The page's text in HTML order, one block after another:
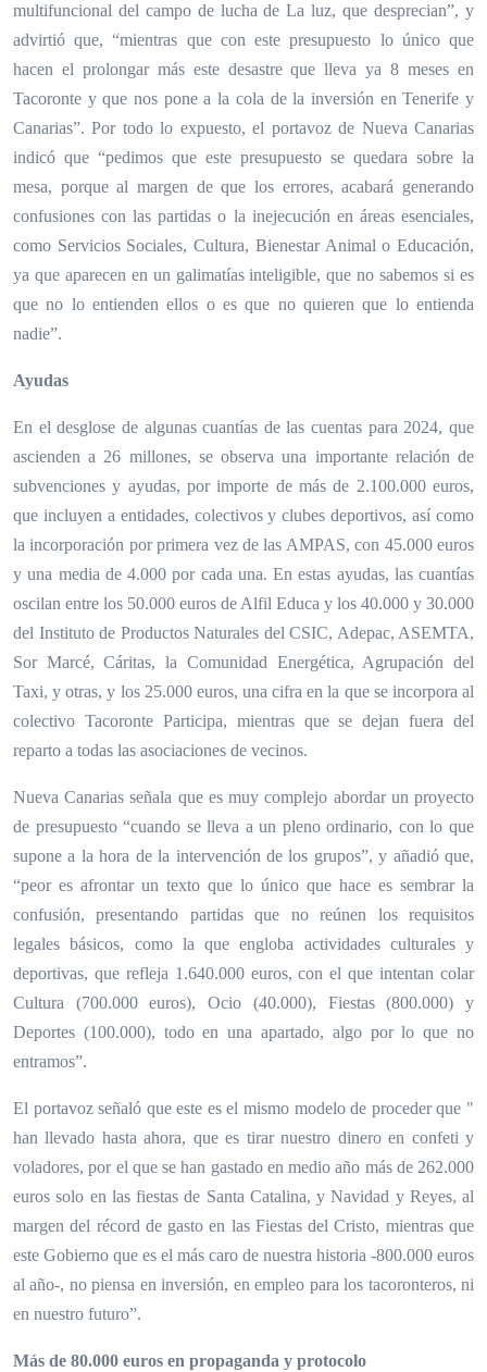
multifuncional del campo de lucha de La luz, que desprecian”, y
advirtió que, “mientras que con este presupuesto lo único que
hacen el prolongar más este desastre que lleva ya 8 meses en
Tacoronte y que nos pone a la cola de la inversión en Tenerife y
Canarias”. Por todo lo expuesto, el portavoz de Nueva Canarias
indicó que “pedimos que este presupuesto se quedara sobre la
mesa, porque al margen de que los errores, acabará generando
confusiones con las partidas o la inejecución en áreas esenciales,
como Servicios Sociales, Cultura, Bienestar Animal o Educación,
ya que aparecen en un galimatías inteligible, que no sabemos si es
que no lo entienden ellos o es que no quieren que lo entienda
nadie”.
Ayudas
En el desglose de algunas cuantías de las cuentas para 2024, que
ascienden a 26 millones, se observa una importante relación de
subvenciones y ayudas, por importe de más de 2.100.000 euros,
que incluyen a entidades, colectivos y clubes deportivos, así como
la incorporación por primera vez de las AMPAS, con 45.000 euros
y una media de 4.000 por cada una. En estas ayudas, las cuantías
oscilan entre los 50.000 euros de Alfil Educa y los 40.000 y 30.000
del Instituto de Productos Naturales del CSIC, Adepac, ASEMTA,
Sor Marcé, Cáritas, la Comunidad Energética, Agrupación del
Taxi, y otras, y los 25.000 euros, una cifra en la que se incorpora al
colectivo Tacoronte Participa, mientras que se dejan fuera del
reparto a todas las asociaciones de vecinos.
Nueva Canarias señala que es muy complejo abordar un proyecto
de presupuesto “cuando se lleva a un pleno ordinario, con lo que
supone a la hora de la intervención de los grupos”, y añadió que,
“peor es afrontar un texto que lo único que hace es sembrar la
confusión, presentando partidas que no reúnen los requisitos
legales básicos, como la que engloba actividades culturales y
deportivas, que refleja 1.640.000 euros, con el que intentan colar
Cultura (700.000 euros), Ocio (40.000), Fiestas (800.000) y
Deportes (100.000), todo en una apartado, algo por lo que no
entramos”.
El portavoz señaló que este es el mismo modelo de proceder que "
han llevado hasta ahora, que es tirar nuestro dinero en confeti y
voladores, por el que se han gastado en medio año más de 262.000
euros solo en las fiestas de Santa Catalina, y Navidad y Reyes, al
margen del récord de gasto en las Fiestas del Cristo, mientras que
este Gobierno que es el más caro de nuestra historia -800.000 euros
al año-, no piensa en inversión, en empleo para los tacoronteros, ni
en nuestro futuro”.
Más de 80.000 euros en propaganda y protocolo